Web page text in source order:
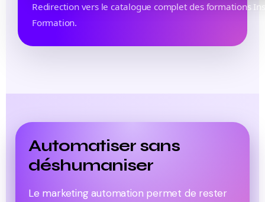
Redirection vers le catalogue complet des formations
Formation.
Automatiser sans
déshumaniser
Le marketing automation permet de rester